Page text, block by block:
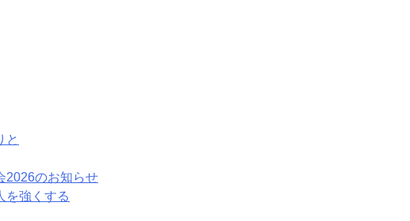
と
2026のお知らせ
を強くする